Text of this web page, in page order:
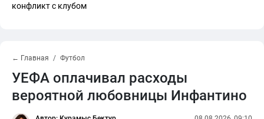
конфликт с клубом
← Главная Футбол
УЕФА оплачивал расходы
вероятной любовницы Инфантино